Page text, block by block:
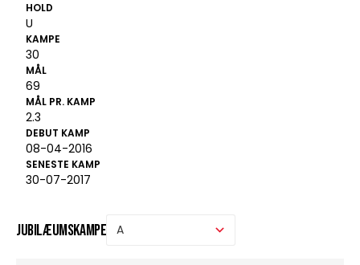
HOLD
U
KAMPE
30
MÅL
69
MÅL PR. KAMP
2.3
DEBUT KAMP
08-04-2016
SENESTE KAMP
30-07-2017
Jubilæumskampe